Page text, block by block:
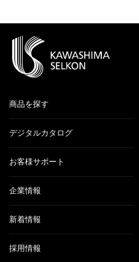
商品を探す
デジタルカタログ
お客様サポート
企業情報
新着情報
採用情報